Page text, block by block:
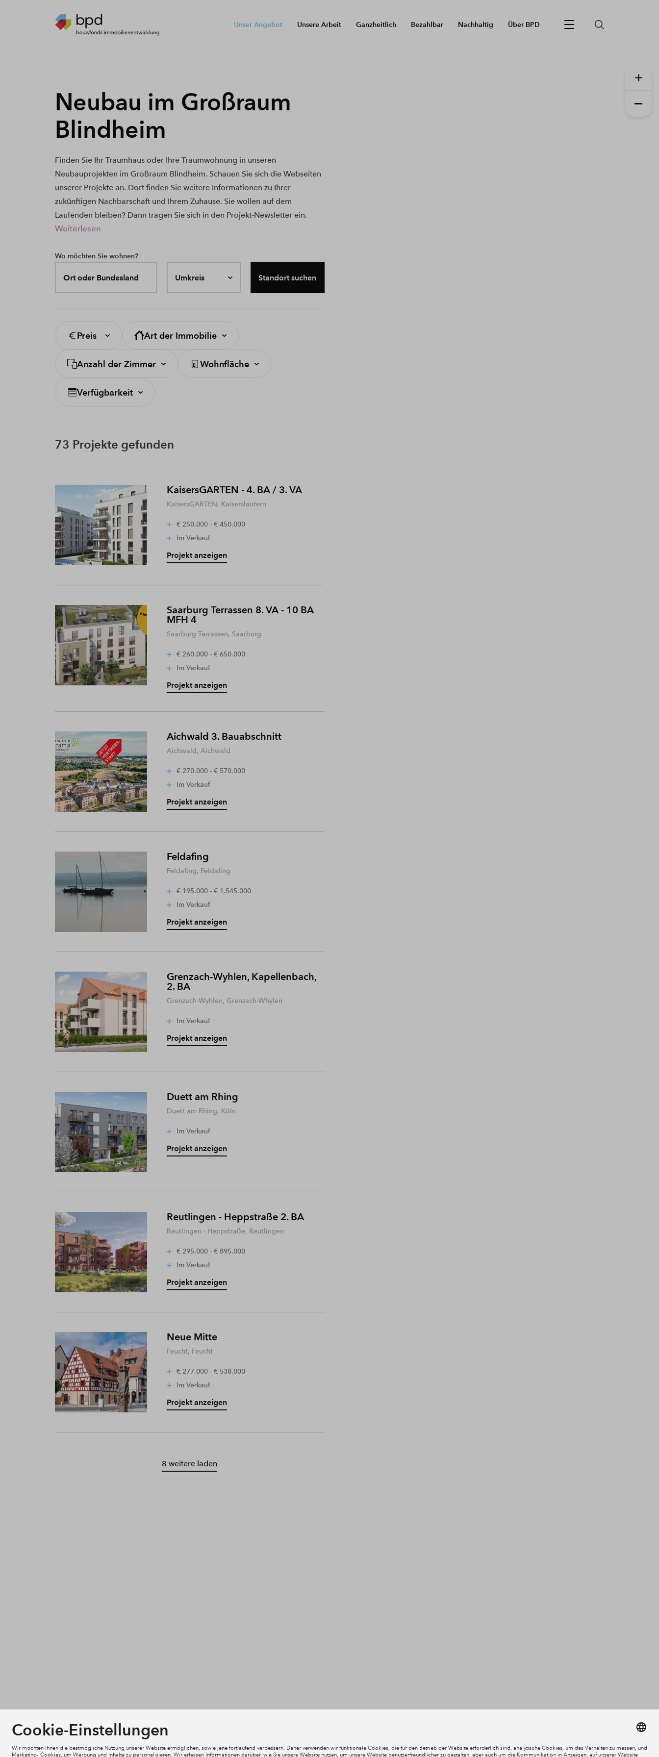
Unser Angebot Unsere Arbeit Ganzheitlich Bezahlbar Nachhaltig Über BPD
Neubau im Großraum
Blindheim
Finden Sie Ihr Traumhaus oder Ihre Traumwohnung in unseren
Neubauprojekten im Großraum Blindheim. Schauen Sie sich die Webseiten
unserer Projekte an. Dort finden Sie weitere Informationen zu Ihrer
zukünftigen Nachbarschaft und Ihrem Zuhause. Sie wollen auf dem
Laufenden bleiben? Dann tragen Sie sich in den Projekt-Newsletter ein.
Weiterlesen
Wo möchten Sie wohnen?
Ort oder Bundesland Umkreis Standort suchen
Preis Art der Immobilie
Anzahl der Zimmer Wohnfläche
Verfügbarkeit
73 Projekte gefunden
KaisersGARTEN - 4. BA / 3. VA
KaisersGARTEN, Kaiserslautern
€ 250.000 - € 450.000
Im Verkauf
Projekt anzeigen
Saarburg Terrassen 8. VA - 10 BA
MFH 4
Saarburg Terrassen, Saarburg
€ 260.000 - € 650.000
Im Verkauf
Projekt anzeigen
Aichwald 3. Bauabschnitt
Aichwald, Aichwald
€ 270.000 - € 570.000
Im Verkauf
Projekt anzeigen
Feldafing
Feldafing, Feldafing
€ 195.000 - € 1.545.000
Im Verkauf
Projekt anzeigen
Grenzach-Wyhlen, Kapellenbach,
2. BA
Grenzach-Wyhlen, Grenzach-Whylen
Im Verkauf
Projekt anzeigen
Duett am Rhing
Duett am Rhing, Köln
Im Verkauf
Projekt anzeigen
Reutlingen - Heppstraße 2. BA
Reutlingen - Heppstraße, Reutlingen
€ 295.000 - € 895.000
Im Verkauf
Projekt anzeigen
Neue Mitte
Feucht, Feucht
€ 277.000 - € 538.000
Im Verkauf
Projekt anzeigen
8 weitere laden